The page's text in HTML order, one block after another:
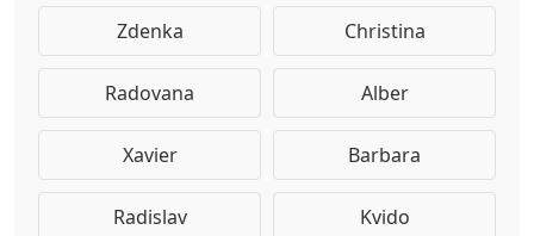
Zdenka Christina
Radovana Alber
Xavier Barbara
Radislav Kvido